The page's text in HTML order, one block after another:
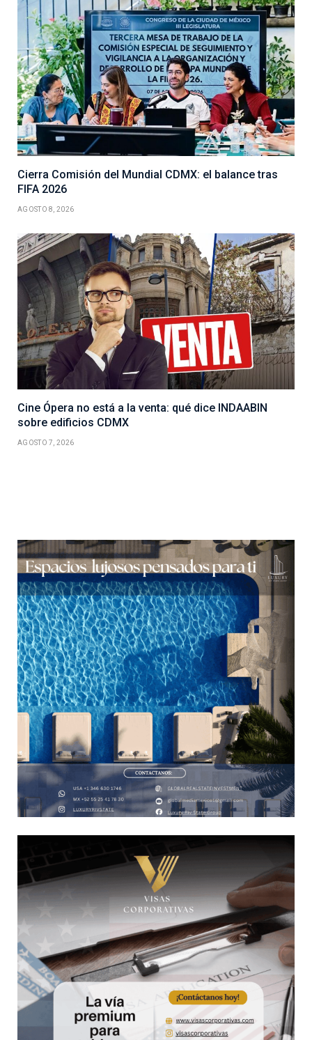
Cierra Comisión del Mundial CDMX: el balance tras
FIFA 2026
AGOSTO 8, 2026
Cine Ópera no está a la venta: qué dice INDAABIN
sobre edificios CDMX
AGOSTO 7, 2026